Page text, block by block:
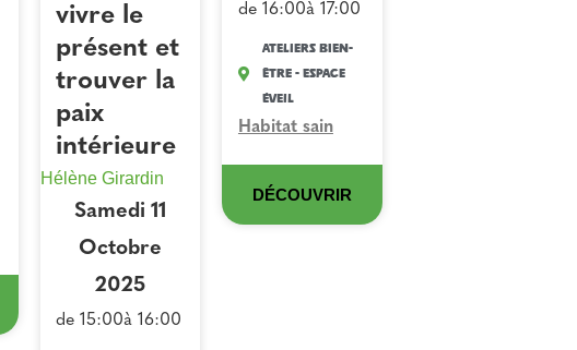
vivre le
présent et
trouver la
paix
intérieure
Hélène Girardin
Samedi 11
Octobre
2025
de 15:00à 16:00
de 16:00à 17:00
Ateliers Bien-
Être - Espace
Éveil
Habitat sain
DÉCOUVRIR